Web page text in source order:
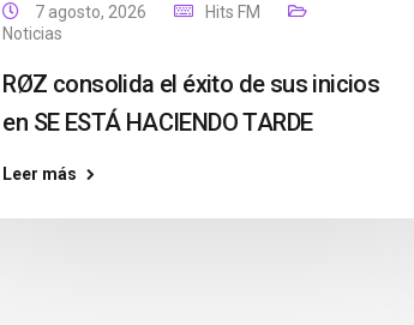
7 agosto, 2026
Hits FM
Noticias
RØZ consolida el éxito de sus inicios
en SE ESTÁ HACIENDO TARDE
Leer más